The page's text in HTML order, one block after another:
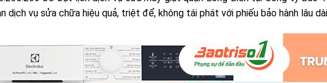
dịch vụ sửa chữa hiệu quả, triệt để, không tái phát với phiếu bảo hành lâu